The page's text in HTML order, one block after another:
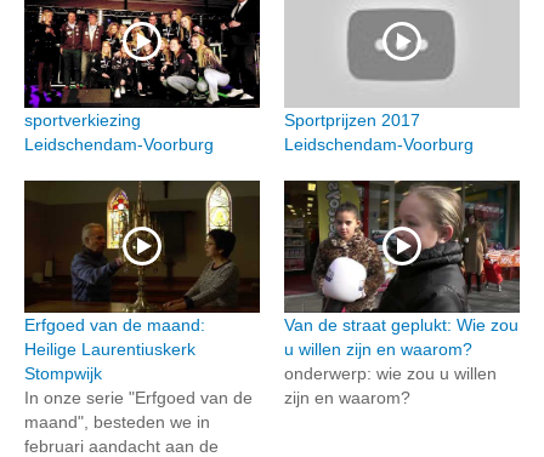
sportverkiezing
Leidschendam-Voorburg
Sportprijzen 2017
Leidschendam-Voorburg
Erfgoed van de maand:
Heilige Laurentiuskerk
Stompwijk
In onze serie "Erfgoed van de
maand", besteden we in
februari aandacht aan de
Van de straat geplukt: Wie zou
u willen zijn en waarom?
onderwerp: wie zou u willen
zijn en waarom?